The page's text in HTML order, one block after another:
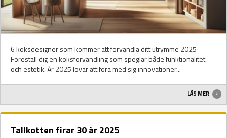
6 köksdesigner som kommer att förvandla ditt utrymme 2025
Föreställ dig en köksförvandling som speglar både funktionalitet
och estetik. År 2025 lovar att föra med sig innovationer...
LÄS MER
Tallkotten firar 30 år 2025